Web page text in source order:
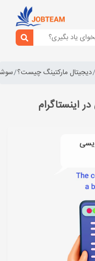
دیجیتال مارکتینگ چیست؟
اینستاگرام